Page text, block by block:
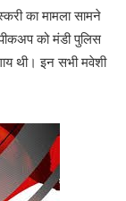
का मामला सामने
को मंडी पुलिस
थी। इन सभी मवेशी